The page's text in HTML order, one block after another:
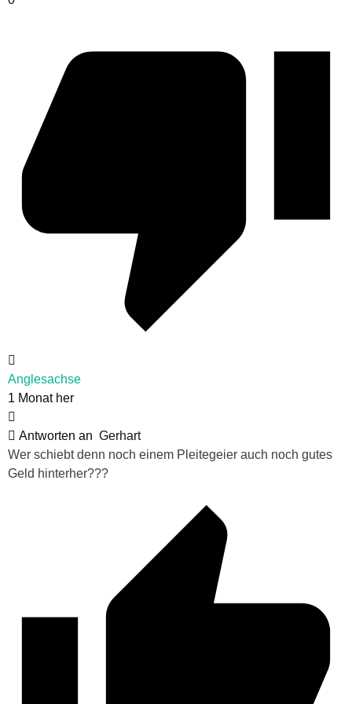
Anglesachse
1 Monat her
Antworten an Gerhart
Wer schiebt denn noch einem Pleitegeier auch noch gutes
Geld hinterher???